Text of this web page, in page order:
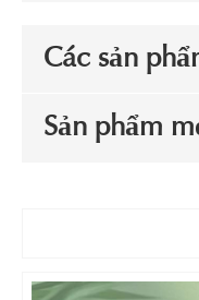
Các sản
Sản phẩm